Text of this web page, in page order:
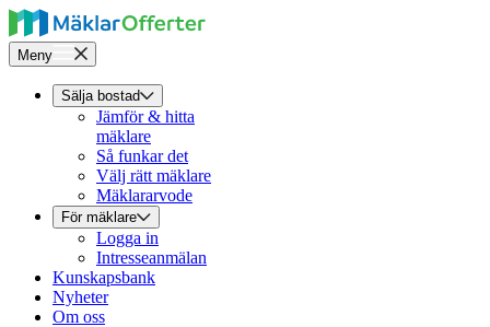
Meny
Sälja bostad
Jämför & hitta
mäklare
Så funkar det
Välj rätt mäklare
Mäklararvode
För mäklare
Logga in
Intresseanmälan
Kunskapsbank
Nyheter
Om oss